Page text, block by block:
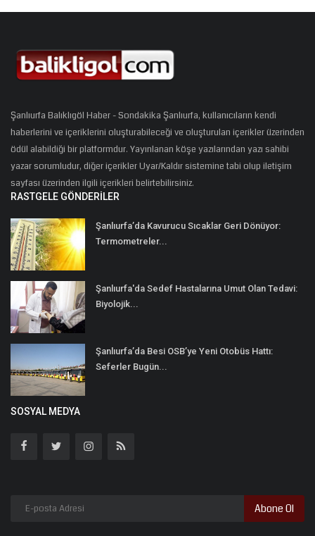
Şanlıurfa Balıklıgöl Haber - Sondakika Şanlıurfa, kullanıcıların kendi
haberlerini ve içeriklerini oluşturabileceği ve oluşturulan içerikler üzerinden
ödül alabildiği bir platformdur. Yayınlanan köşe yazılarından yazı sahibi
yazar sorumludur, diğer içerikler Uyar/Kaldır sistemine tabi olup iletişim
sayfası üzerinden ilgili içerikleri belirtebilirsiniz.
RASTGELE GÖNDERILER
Şanlıurfa’da Kavurucu Sıcaklar Geri Dönüyor:
Termometreler...
Şanlıurfa'da Sedef Hastalarına Umut Olan Tedavi:
Biyolojik...
Şanlıurfa’da Besi OSB’ye Yeni Otobüs Hattı:
Seferler Bugün...
SOSYAL MEDYA
Abone Ol